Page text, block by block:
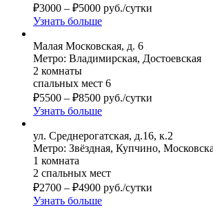
₽3000 – ₽5000 руб./сутки
Узнать больше
Малая Московская, д. 6
Метро: Владимирская, Достоевская
2 комнаты
спальных мест 6
₽5500 – ₽8500 руб./сутки
Узнать больше
ул. Среднерогатская, д.16, к.2
Метро: Звёздная, Купчино,
1 комната
2 спальных мест
₽2700 – ₽4900 руб./сутки
Узнать больше